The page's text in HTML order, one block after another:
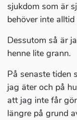
sjukdom som är
behöver inte
Dessutom så är
henne lite grann.
På senaste tiden
jag äter och på
att jag inte får
längre på grund